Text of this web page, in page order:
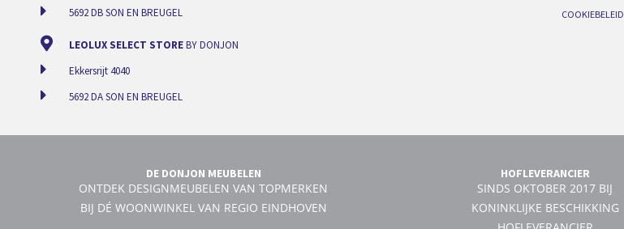
5692 DB SON EN BREUGEL
LEOLUX SELECT STOREBY DONJON
Ekkersrijt 4040
5692 DA SON EN BREUGEL
COOKIEBELEID
DE DONJON MEUBELEN
ONTDEK DESIGNMEUBELEN VAN TOPMERKEN
BIJ DÉ WOONWINKEL VAN REGIO EINDHOVEN
HOFLEVERANCIER
SINDS OKTOBER 2017 BIJ
KONINKLIJKE BESCHIKKING